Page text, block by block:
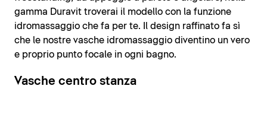
gamma Duravit troverai il modello con la funzione
idromassaggio che fa per te. Il design raffinato fa sì
che le nostre vasche idromassaggio diventino un vero
e proprio punto focale in ogni bagno.
Vasche centro stanza